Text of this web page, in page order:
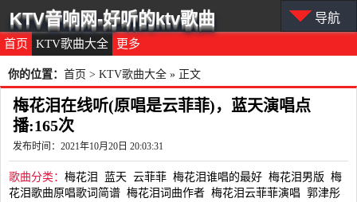
首页 KTV歌曲大全 更多
KTV音响网-好听的ktv歌曲 导航
你的位置： 首页 > KTV歌曲大全 » 正文
梅花泪在线听(原唱是云菲菲)，蓝天演唱点
播:165次
发布时间：2021年10月20日 20:03:31
歌曲分类： 梅花泪 蓝天 云菲菲 梅花泪谁唱的最好 梅花泪男版 梅
花泪歌曲原唱歌词简谱 梅花泪词曲作者 梅花泪云菲菲演唱 郭津彤